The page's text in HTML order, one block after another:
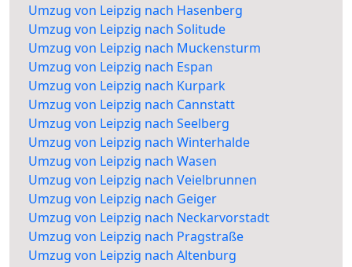
Umzug von Leipzig nach Hasenberg
Umzug von Leipzig nach Solitude
Umzug von Leipzig nach Muckensturm
Umzug von Leipzig nach Espan
Umzug von Leipzig nach Kurpark
Umzug von Leipzig nach Cannstatt
Umzug von Leipzig nach Seelberg
Umzug von Leipzig nach Winterhalde
Umzug von Leipzig nach Wasen
Umzug von Leipzig nach Veielbrunnen
Umzug von Leipzig nach Geiger
Umzug von Leipzig nach Neckarvorstadt
Umzug von Leipzig nach Pragstraße
Umzug von Leipzig nach Altenburg